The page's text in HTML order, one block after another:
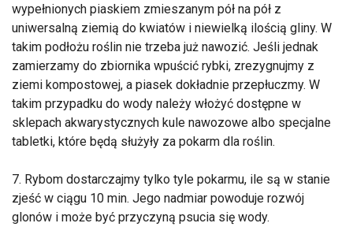
wypełnionych piaskiem zmieszanym pół na pół z
uniwersalną ziemią do kwiatów i niewielką ilością gliny. W
takim podłożu roślin nie trzeba już nawozić. Jeśli jednak
zamierzamy do zbiornika wpuścić rybki, zrezygnujmy z
ziemi kompostowej, a piasek dokładnie przepłuczmy. W
takim przypadku do wody należy włożyć dostępne w
sklepach akwarystycznych kule nawozowe albo specjalne
tabletki, które będą służyły za pokarm dla roślin.
7. Rybom dostarczajmy tylko tyle pokarmu, ile są w stanie
zjeść w ciągu 10 min. Jego nadmiar powoduje rozwój
glonów i może być przyczyną psucia się wody.